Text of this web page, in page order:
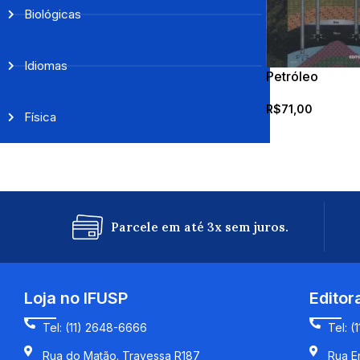
Biológicas
Idiomas
Física
Petróleo
R$71,00
Parcele em até 3x sem juros.
Loja no IFUSP
Tel: (11) 2648-6666
Rua do Matão. Travessa R187
Tel:
Rua